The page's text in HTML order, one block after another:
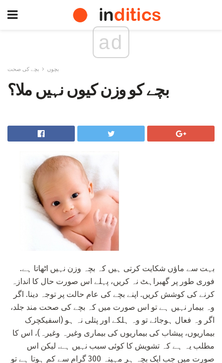
ad
بچوں بچے کی صحت
بچے کو وزن کیوں نہیں ملا؟
بہت سے ماؤں شکایت کرتی ہیں کہ بچہ وزن نہیں اٹھاتا ہے.
فوری طور پر گھبراہٹ نہ کریں، پہلے اس صورت حال کا اندازہ
کرنے کی کوشش کریں. اپنے بچے کی عام حالت پر توجہ دینا. اگر
وہ بیمار نہیں ہے تو اس صورت میں کہ بچے کی صحت مند جلد،
اگر وہ فعال ہوجائے تو وہ ہلکے اور پتلی نہ ہو (اسفیکچرک
بیماریوں، پیشاب کی بیماریوں کی بیماری وغیرہ وغیرہ)، اس کا
مطلب یہ ہے کہ تشویش کا کوئی سبب نہیں ہے. لیکن اس
صورت میں جب ایک بچہ ہر مہینہ 300 گرام سے کم ہوتا ہے تو